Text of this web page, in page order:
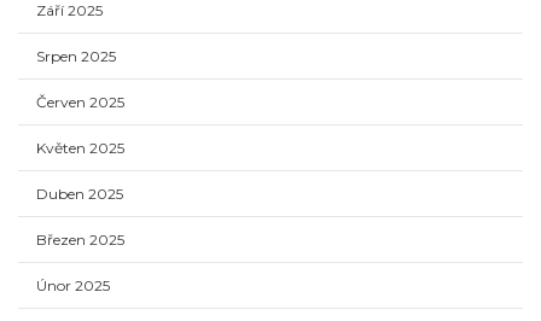
Září 2025
Srpen 2025
Červen 2025
Květen 2025
Duben 2025
Březen 2025
Únor 2025